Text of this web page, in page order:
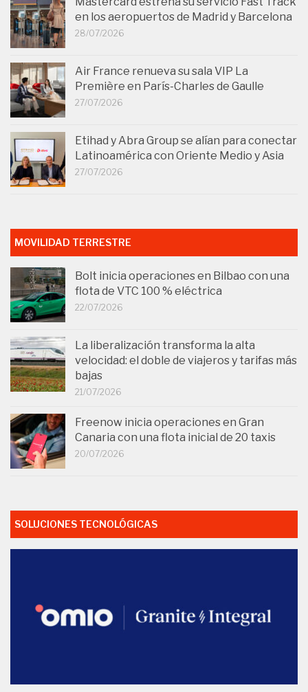
en los aeropuertos de Madrid y Barcelona
28/07/2026
Air France renueva su sala VIP La
Première en París-Charles de Gaulle
27/07/2026
Etihad y Abra Group se alían para conectar
Latinoamérica con Oriente Medio y Asia
27/07/2026
MOVILIDAD TERRESTRE
Bolt inicia operaciones en Bilbao con una
flota de VTC 100 % eléctrica
22/07/2026
La liberalización transforma la alta
velocidad: el doble de viajeros y tarifas más
bajas
21/07/2026
Freenow inicia operaciones en Gran
Canaria con una flota inicial de 20 taxis
20/07/2026
SOLUCIONES TECNOLÓGICAS